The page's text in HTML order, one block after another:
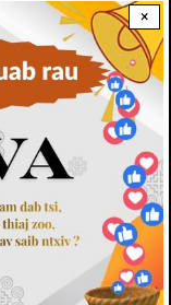
×